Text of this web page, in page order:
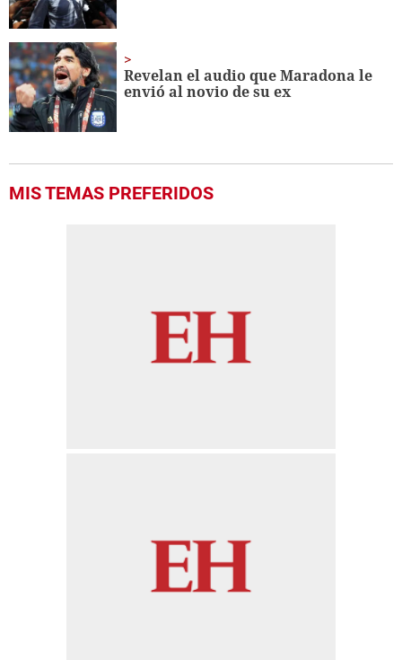
Revelan el audio que Maradona le
envió al novio de su ex
MIS TEMAS PREFERIDOS